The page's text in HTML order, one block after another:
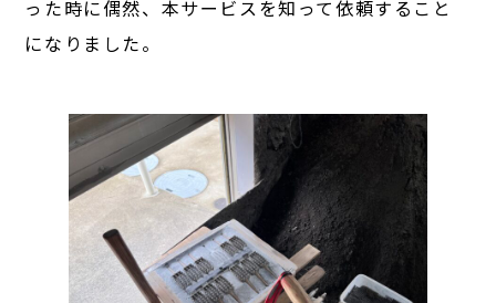
った時に偶然、本サービスを知って依頼すること
になりました。